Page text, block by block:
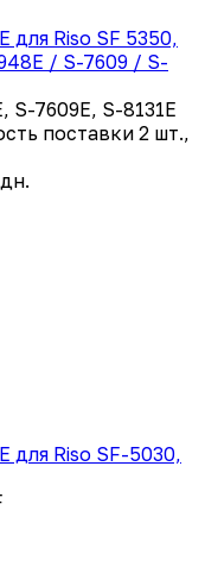
для Riso SF 5350,
/ S-7609 / S-
S-7609E, S-8131E
поставки 2 шт.,
для Riso SF-5030,